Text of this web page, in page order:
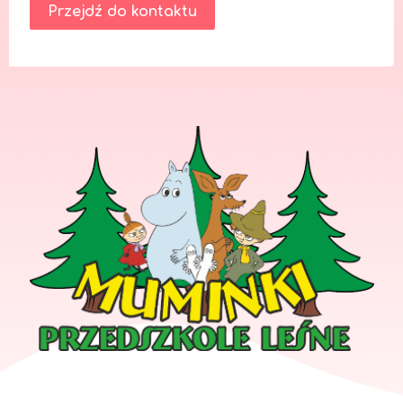
Przejdź do kontaktu